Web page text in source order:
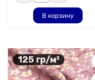
В корзину
125 гр/м²